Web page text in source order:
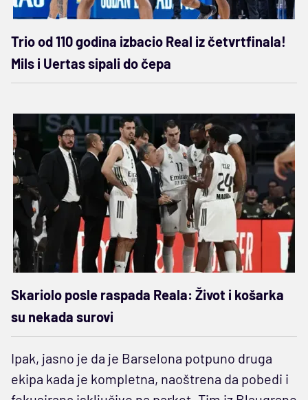
Trio od 110 godina izbacio Real iz četvrtfinala!
Mils i Uertas sipali do čepa
Skariolo posle raspada Reala: Život i košarka
su nekada surovi
Ipak, jasno je da je Barselona potpuno druga
ekipa kada je kompletna, naoštrena da pobedi i